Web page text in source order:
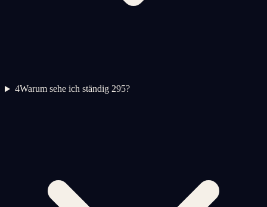
4Warum sehe ich ständig 295?